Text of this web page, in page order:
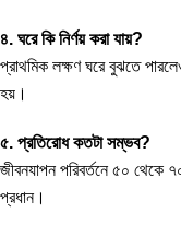
৪. ঘরে কি নির্ণয় করা যায়?
প্রাথমিক লক্ষণ ঘরে বুঝতে
হয়।
৫. প্রতিরোধ কতটা সম্ভব?
জীবনযাপন পরিবর্তনে ৫০ থেকে
প্রধান।